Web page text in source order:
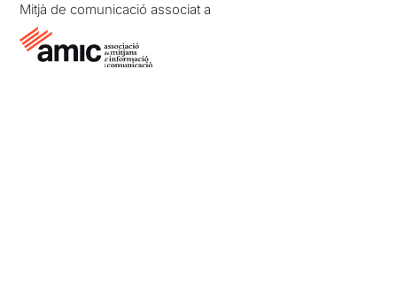
Mitjà de comunicació associat a